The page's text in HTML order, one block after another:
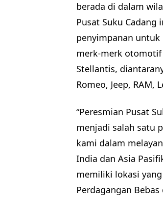
berada di dalam
Pusat Suku
penyimpanan
merk-merk
Stellantis,
Romeo, Jeep, RAM,
“Peresmian Pusat
menjadi salah satu
kami dalam
India dan Asia
memiliki lokasi
Perdagangan